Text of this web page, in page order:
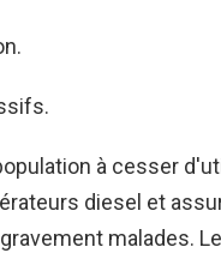
à cesser
diesel et
malades.